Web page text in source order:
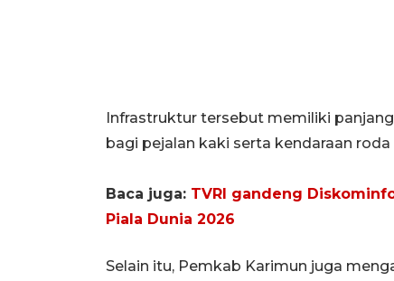
Infrastruktur tersebut memiliki
bagi pejalan kaki serta kendaraan roda
Baca juga: TVRI gandeng
Piala Dunia 2026
Selain itu, Pemkab Karimun juga